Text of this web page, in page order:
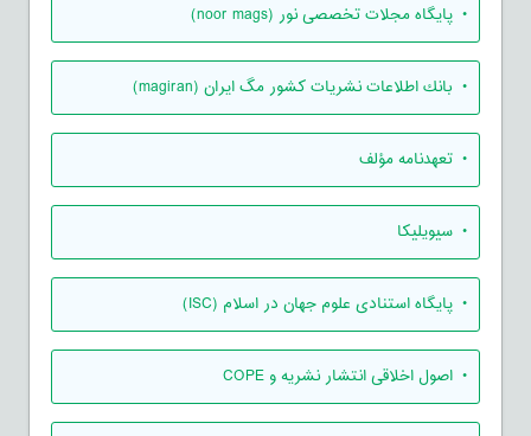
• پایگاه مجلات تخصصی نور (noor mags)
• بانك اطلاعات نشريات كشور مگ ايران (magiran)
• تعهدنامه مؤلف
• سیویلیکا
• پایگاه استنادی علوم جهان در اسلام (ISC)
• اصول اخلاقی انتشار نشریه و COPE